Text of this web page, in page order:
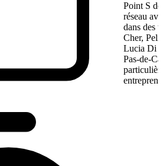
Point S
réseau
dans des
Cher,
Lucia Di
Pas-de-